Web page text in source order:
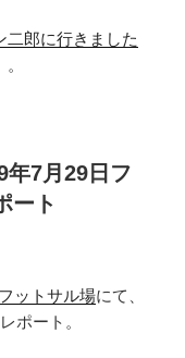
二郎に行きました
年7月29日フ
ート
ットサル場にて、
ポート。